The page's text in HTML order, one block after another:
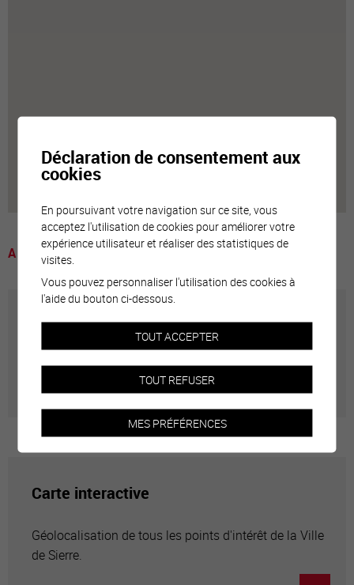
A voir
Annuaire communal
Adresses utiles en ville de Sierre
Carte interactive
Géolocalisation de tous les points d'intérêt de la Ville
de Sierre.
Déclaration de consentement aux
cookies
En poursuivant votre navigation sur ce site, vous
acceptez l'utilisation de cookies pour améliorer votre
expérience utilisateur et réaliser des statistiques de
visites.
Vous pouvez personnaliser l'utilisation des cookies à
l'aide du bouton ci-dessous.
TOUT ACCEPTER
TOUT REFUSER
MES PRÉFÉRENCES